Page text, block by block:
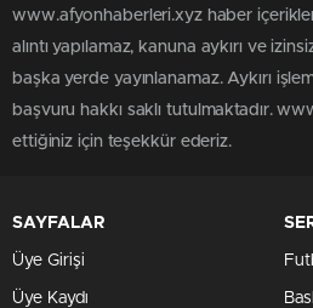
www.afyonhaberleri.xyz haber
alıntı yapılamaz, kanuna aykırı ve
başka yerde yayınlanamaz. Aykırı
başvuru hakkı saklı tutulmaktadır.
ettiğiniz için teşekkür ederiz.
SAYFALAR
Üye Girişi
Üye Kaydı